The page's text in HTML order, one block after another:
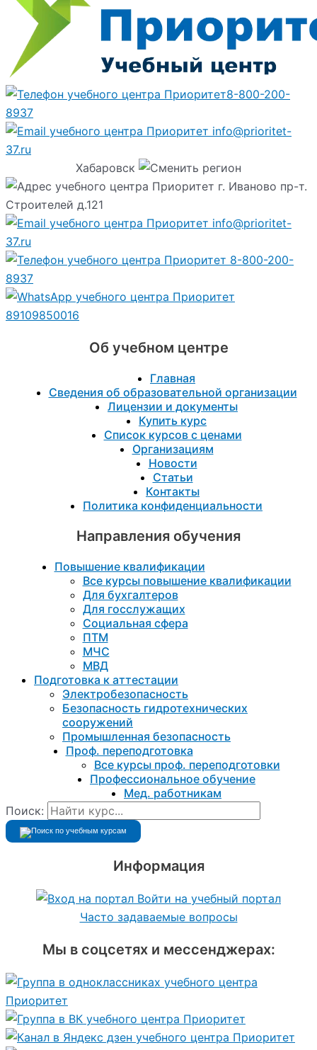
8-800-200-
8937
info@prioritet-
37.ru
Хабаровск
г. Иваново пр-т.
Строителей д.121
info@prioritet-
37.ru
8-800-200-
8937
89109850016
Об учебном центре
Главная
Сведения об образовательной организации
Лицензии и документы
Купить курс
Список курсов с ценами
Организациям
Новости
Статьи
Контакты
Политика конфиденциальности
Направления обучения
Повышение квалификации
Все курсы повышение квалификации
Для бухгалтеров
Для госслужащих
Социальная сфера
ПТМ
МЧС
МВД
Подготовка к aттестации
Электробезопасность
Безопасность гидротехнических
сооружений
Промышленная безопасность
Проф. переподготовка
Все курсы проф. переподготовки
Профессиональное обучение
Мед. работникам
Поиск:
Информация
Войти на учебный портал
Часто задаваемые вопросы
Мы в соцсетях и мессенджерах: